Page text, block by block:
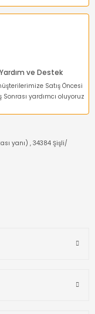
Yardım ve Destek
Satış Öncesi
Sonrası yardımcı oluyoruz
yanı) , 34384 Şişli/